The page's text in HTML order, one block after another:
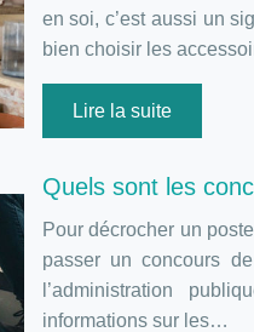
en soi, c’est aussi un
bien choisir les
Lire la suite
Quels sont les
Pour décrocher un
passer un concours
l’administration
informations sur les…